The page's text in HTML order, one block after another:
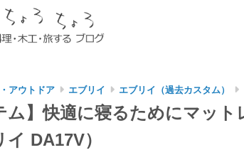
アウトドア エブリイ エブリイ（過去カスタム）
ム】快適に寝るためにマット
イ DA17V）